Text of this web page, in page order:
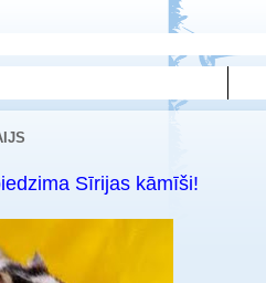
Sīrijas kāmīši!